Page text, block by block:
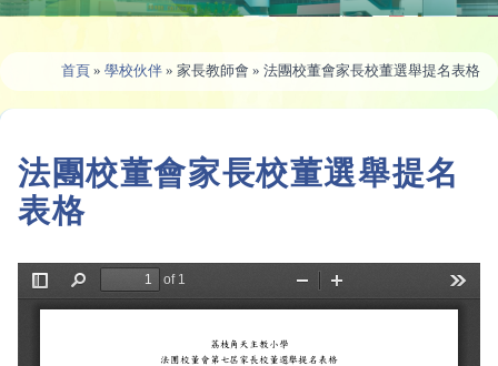
首頁 » 學校伙伴 » 家長教師會 » 法團校董會家長校董選舉提名表格
法團校董會家長校董選舉提名
表格